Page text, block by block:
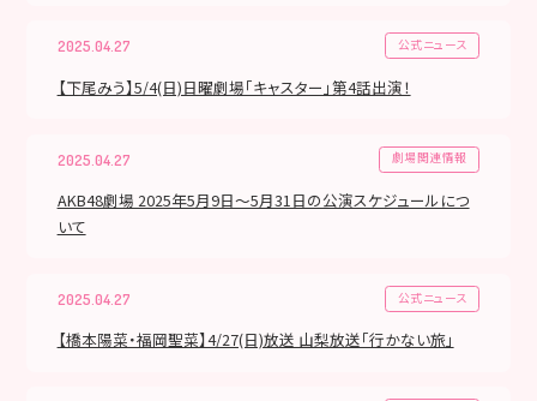
2025.04.27 公式ニュース
【下尾みう】5/4(日)日曜劇場「キャスター」第4話出演！
2025.04.27 劇場関連情報
AKB48劇場 2025年5月9日～5月31日の公演スケジュールにつ
いて
2025.04.27 公式ニュース
【橋本陽菜・福岡聖菜】4/27(日)放送 山梨放送「行かない旅」